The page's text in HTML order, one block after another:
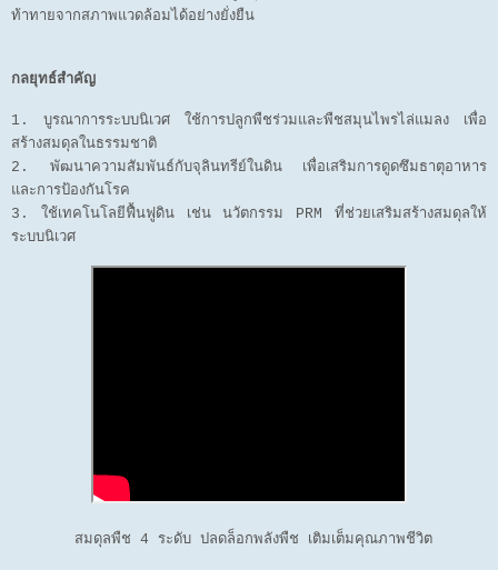
ท้าทายจากสภาพแวดล้อมได้อย่างยั่งยืน
กลยุทธ์สำคัญ
1. บูรณาการระบบนิเวศ ใช้การปลูกพืชร่วมและพืชสมุนไพรไล่แมลง เพื่อ
สร้างสมดุลในธรรมชาติ
2. พัฒนาความสัมพันธ์กับจุลินทรีย์ในดิน เพื่อเสริมการดูดซึมธาตุอาหาร
และการป้องกันโรค
3. ใช้เทคโนโลยีฟื้นฟูดิน เช่น นวัตกรรม PRM ที่ช่วยเสริมสร้างสมดุลให้
ระบบนิเวศ
สมดุลพืช 4 ระดับ ปลดล็อกพลังพืช เติมเต็มคุณภาพชีวิต